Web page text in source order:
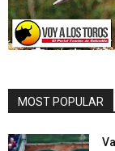
MOST POPULAR